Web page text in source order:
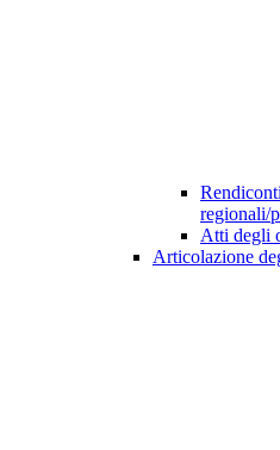
regionali/
Atti degli
Articolazione